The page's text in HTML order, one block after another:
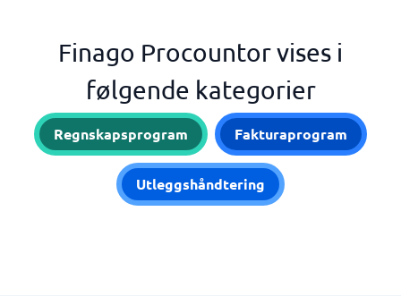
Finago Procountor vises i
følgende kategorier
Regnskapsprogram Fakturaprogram
Utleggshåndtering